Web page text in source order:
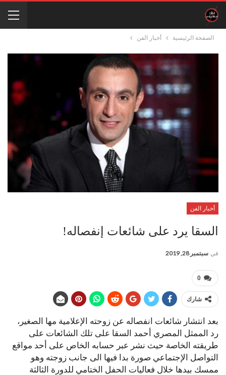
الصفحة الرئيسية أخبار الفن
أخبار الفن
السقا يرد على شائعات إنفصاله!
في سبتمبر 28, 2019
0
شارك
بعد انتشار شائعات انفصاله عن زوحته الإعلامية ​مها الصغير​،
رد الممثل المصري ​أحمد السقا​ على تلك الشائعات على
طريقته الخاصة حيث نشر عبر حسابه الخاص على أحد مواقع
التواصل الإجتماعي صورة بدا فيها الى جانب زوجته وهو
ممسك بيدها خلال فعاليات الحفل الختامي للدورة الثالثة